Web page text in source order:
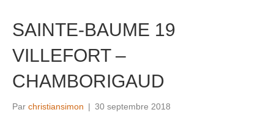
SAINTE-BAUME 19
VILLEFORT –
CHAMBORIGAUD
Par christiansimon | 30 septembre 2018